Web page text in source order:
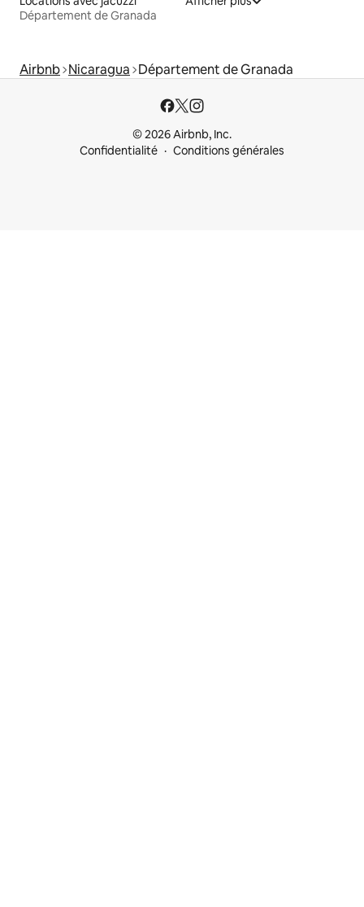
Département de Granada
Airbnb Nicaragua Département de Granada
© 2026 Airbnb, Inc.
Confidentialité
Conditions générales